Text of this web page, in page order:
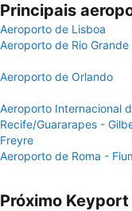
Principais
Aeroporto de Lisboa
Aeroporto de Rio Grande
Aeroporto de Orlando
Aeroporto Internacional
Recife/Guararapes -
Freyre
Aeroporto de Roma -
Próximo Keyport